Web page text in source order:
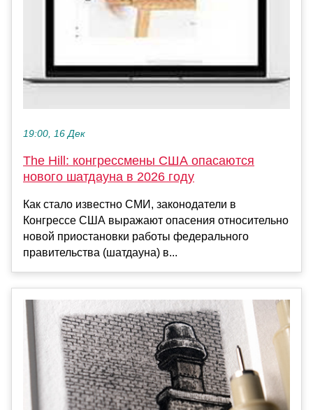
19:00, 16 Дек
The Hill: конгрессмены США опасаются
нового шатдауна в 2026 году
Как стало известно СМИ, законодатели в
Конгрессе США выражают опасения относительно
новой приостановки работы федерального
правительства (шатдауна) в...